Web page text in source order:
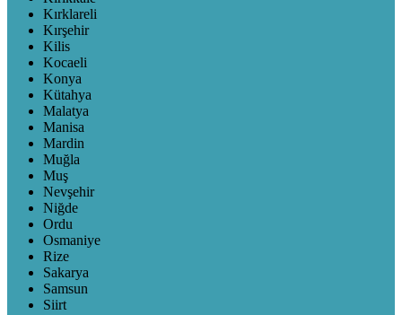
Kırklareli
Kırşehir
Kilis
Kocaeli
Konya
Kütahya
Malatya
Manisa
Mardin
Muğla
Muş
Nevşehir
Niğde
Ordu
Osmaniye
Rize
Sakarya
Samsun
Siirt